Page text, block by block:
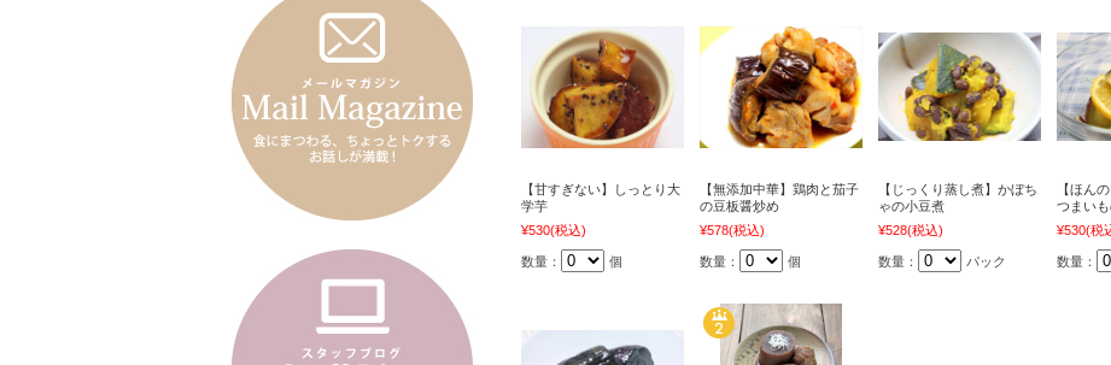
【甘すぎない】しっとり大
学芋
¥530(税込)
数量： 個
【無添加中華】鶏肉と茄子
の豆板醤炒め
¥578(税込)
数量： 個
【じっくり蒸し煮】かぼち
ゃの小豆煮
¥528(税込)
数量： パック
【ほん
つまい
¥530(税
数量：